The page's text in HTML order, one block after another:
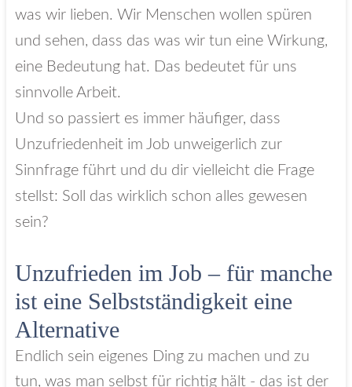
was wir lieben. Wir Menschen wollen spüren
und sehen, dass das was wir tun eine Wirkung,
eine Bedeutung hat. Das bedeutet für uns
sinnvolle Arbeit.
Und so passiert es immer häufiger, dass
Unzufriedenheit im Job unweigerlich zur
Sinnfrage führt und du dir vielleicht die Frage
stellst: Soll das wirklich schon alles gewesen
sein?
Unzufrieden im Job – für manche
ist eine Selbstständigkeit eine
Alternative
Endlich sein eigenes Ding zu machen und zu
tun, was man selbst für richtig hält - das ist der